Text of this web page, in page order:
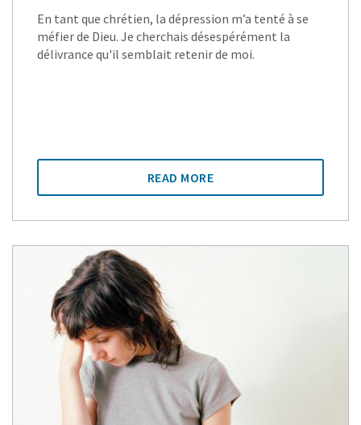
En tant que chrétien, la dépression m’a tenté à se
méfier de Dieu. Je cherchais désespérément la
délivrance qu'il semblait retenir de moi.
READ MORE